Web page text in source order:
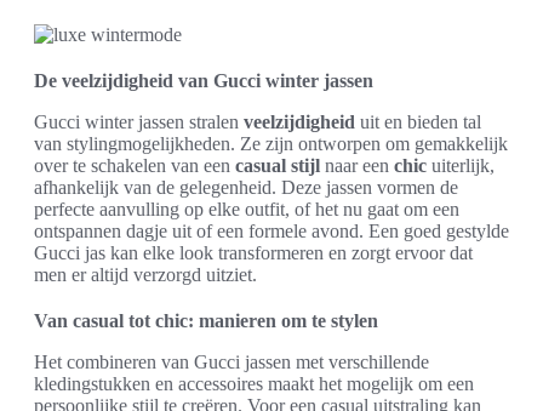
De veelzijdigheid van Gucci winter jassen
Gucci winter jassen stralen veelzijdigheid uit en bieden tal
van stylingmogelijkheden. Ze zijn ontworpen om gemakkelijk
over te schakelen van een casual stijl naar een chic uiterlijk,
afhankelijk van de gelegenheid. Deze jassen vormen de
perfecte aanvulling op elke outfit, of het nu gaat om een
ontspannen dagje uit of een formele avond. Een goed gestylde
Gucci jas kan elke look transformeren en zorgt ervoor dat
men er altijd verzorgd uitziet.
Van casual tot chic: manieren om te stylen
Het combineren van Gucci jassen met verschillende
kledingstukken en accessoires maakt het mogelijk om een
persoonlijke stijl te creëren. Voor een casual uitstraling kan